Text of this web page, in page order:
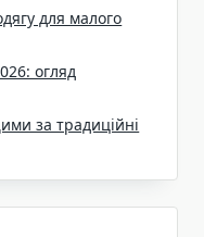
для малого
огляд
за традиційні